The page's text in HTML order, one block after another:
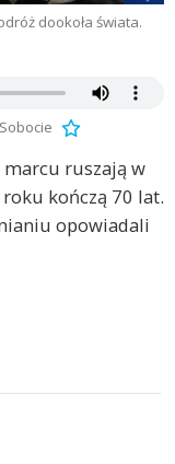
dookoła świata.
marcu ruszają w
kończą 70 lat.
opowiadali